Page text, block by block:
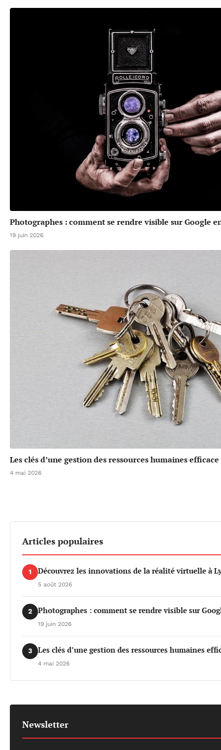
Photographes : comment se rendre visible sur Google
19 juin 2026
Les clés d’une gestion des ressources humaines efficace
4 mai 2026
Articles populaires
1 Découvrez les innovations de la réalité virtuelle à
5 août 2026
2 Photographes : comment se rendre visible sur
19 juin 2026
3 Les clés d’une gestion des ressources humaines
4 mai 2026
Newsletter